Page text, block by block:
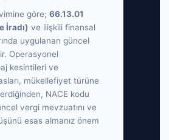
göre; 66.13.01
İradı) ve ilişkili finansal
uygulanan güncel
Operasyonel
kesintileri ve
mükellefiyet türüne
NACE kodu
vergi mevzuatını ve
esas almanız önem